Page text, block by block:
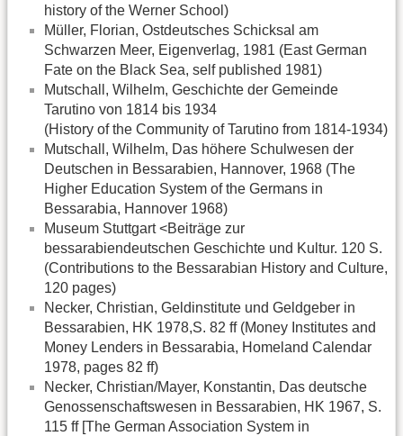
history of the Werner School)
Müller, Florian, Ostdeutsches Schicksal am
Schwarzen Meer, Eigenverlag, 1981 (East German
Fate on the Black Sea, self published 1981)
Mutschall, Wilhelm, Geschichte der Gemeinde
Tarutino von 1814 bis 1934
(History of the Community of Tarutino from 1814-1934)
Mutschall, Wilhelm, Das höhere Schulwesen der
Deutschen in Bessarabien, Hannover, 1968 (The
Higher Education System of the Germans in
Bessarabia, Hannover 1968)
Museum Stuttgart <Beiträge zur
bessarabiendeutschen Geschichte und Kultur. 120 S.
(Contributions to the Bessarabian History and Culture,
120 pages)
Necker, Christian, Geldinstitute und Geldgeber in
Bessarabien, HK 1978,S. 82 ff (Money Institutes and
Money Lenders in Bessarabia, Homeland Calendar
1978, pages 82 ff)
Necker, Christian/Mayer, Konstantin, Das deutsche
Genossenschaftswesen in Bessarabien, HK 1967, S.
115 ff [The German Association System in